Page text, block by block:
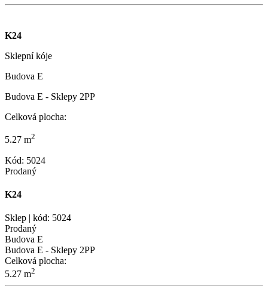
K24
Sklepní kóje
Budova E
Budova E - Sklepy 2PP
Celková plocha:
5.27 m2
Kód: 5024
Prodaný
K24
Sklep | kód: 5024
Prodaný
Budova E
Budova E - Sklepy 2PP
Celková plocha:
5.27 m2